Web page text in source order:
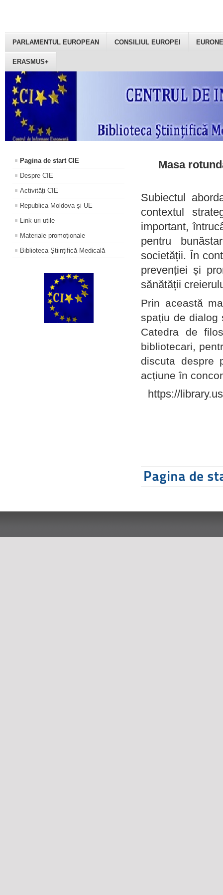
PARLAMENTUL EUROPEAN CONSILIUL EUROPEI
ERASMUS+
Pagina de start CIE
Despre CIE
Activități CIE
Republica Moldova și UE
Link-uri utile
Materiale promoţionale
Biblioteca Științifică Medicală
Masa
Subiectul
contextul
important,
pentru
societății. În
prevenției și
sănătății
Prin această
spațiu de dialog
Catedra de
bibliotecari,
discuta despre
acțiune în
https://
Pagina de